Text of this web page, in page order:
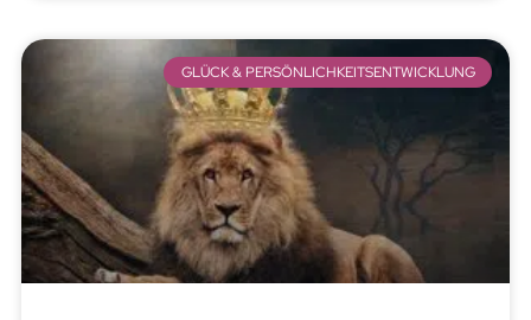
GLÜCK & PERSÖNLICHKEITSENTWICKLUNG